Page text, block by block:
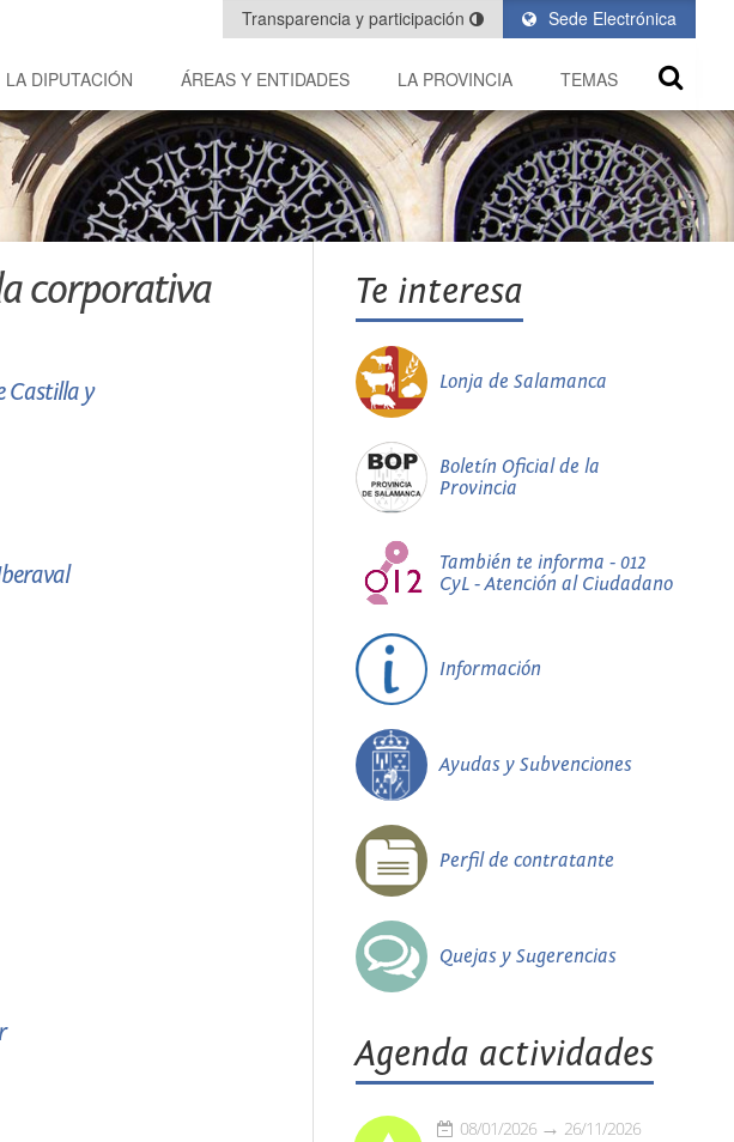
Sede Electrónica
Transparencia y participación
LA DIPUTACIÓN ÁREAS Y ENTIDADES LA PROVINCIA TEMAS
corporativa
Castilla y
Te interesa
Lonja de Salamanca
Boletín Oficial de la
Provincia
También te informa - 012
CyL - Atención al Ciudadano
Información
Ayudas y Subvenciones
Perfil de contratante
Quejas y Sugerencias
Agenda actividades
08/01/2026 26/11/2026